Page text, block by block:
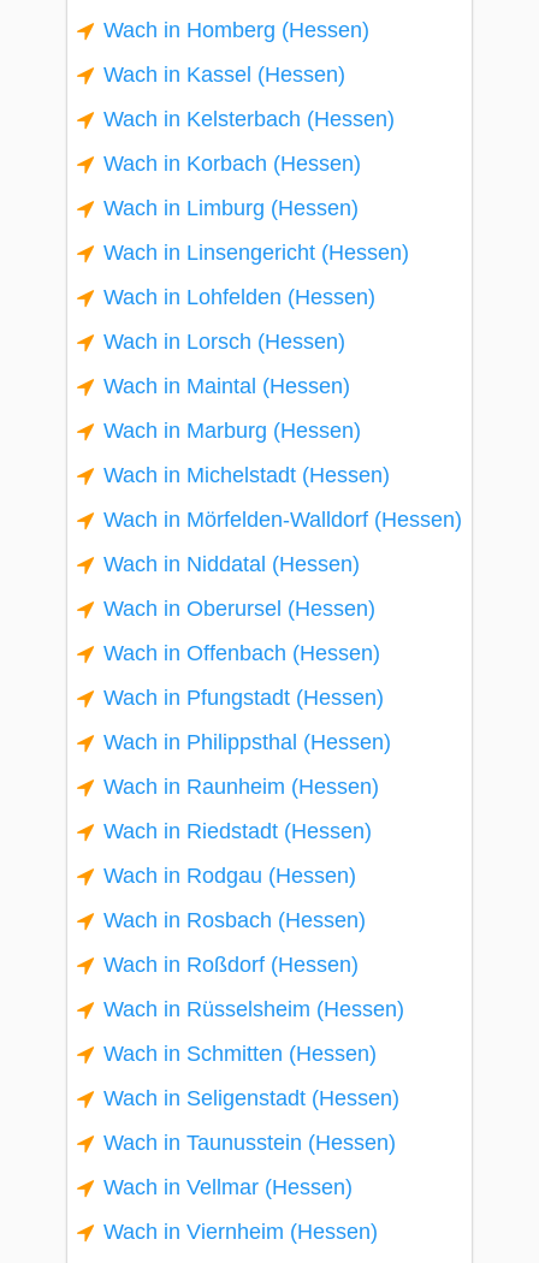
Wach in Homberg (Hessen)
Wach in Kassel (Hessen)
Wach in Kelsterbach (Hessen)
Wach in Korbach (Hessen)
Wach in Limburg (Hessen)
Wach in Linsengericht (Hessen)
Wach in Lohfelden (Hessen)
Wach in Lorsch (Hessen)
Wach in Maintal (Hessen)
Wach in Marburg (Hessen)
Wach in Michelstadt (Hessen)
Wach in Mörfelden-Walldorf (Hessen)
Wach in Niddatal (Hessen)
Wach in Oberursel (Hessen)
Wach in Offenbach (Hessen)
Wach in Pfungstadt (Hessen)
Wach in Philippsthal (Hessen)
Wach in Raunheim (Hessen)
Wach in Riedstadt (Hessen)
Wach in Rodgau (Hessen)
Wach in Rosbach (Hessen)
Wach in Roßdorf (Hessen)
Wach in Rüsselsheim (Hessen)
Wach in Schmitten (Hessen)
Wach in Seligenstadt (Hessen)
Wach in Taunusstein (Hessen)
Wach in Vellmar (Hessen)
Wach in Viernheim (Hessen)